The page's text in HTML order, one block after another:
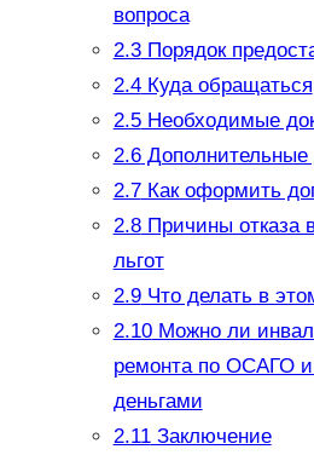
вопроса
2.3Порядок
2.4Куда обращаться
2.5Необходимые
2.6Дополнительные
2.7Как оформить
2.8Причины отказа
льгот
2.9Что делать в
2.10Можно ли
ремонта по ОСАГО и
деньгами
2.11Заключение